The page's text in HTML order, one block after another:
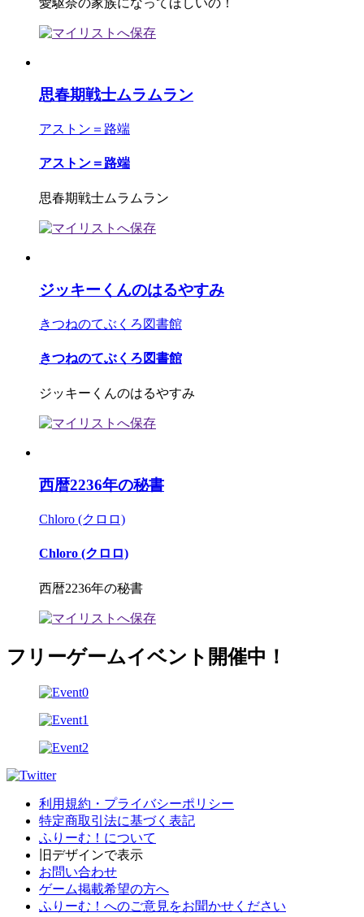
思春期戦士ムラムラン
アストン＝路端
アストン＝路端
思春期戦士ムラムラン
ジッキーくんのはるやすみ
きつねのてぶくろ図書館
きつねのてぶくろ図書館
ジッキーくんのはるやすみ
西暦2236年の秘書
Chloro (クロロ)
Chloro (クロロ)
西暦2236年の秘書
フリーゲームイベント開催中！
利用規約・プライバシーポリシー
特定商取引法に基づく表記
ふりーむ！について
旧デザインで表示
お問い合わせ
ゲーム掲載希望の方へ
ふりーむ！へのご意見をお聞かせください